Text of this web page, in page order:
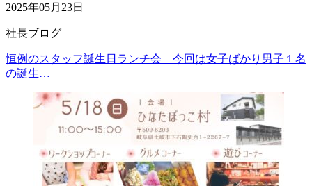
2025年05月23日
社長ブログ
恒例のスタッフ誕生日ランチ会 今回は女子ばかり男子１名
の誕生…